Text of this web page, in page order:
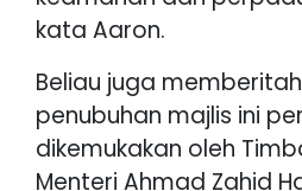
kata Aaron.
Beliau juga
penubuhan majlis ini
dikemukakan oleh
Menteri Ahmad Zahid